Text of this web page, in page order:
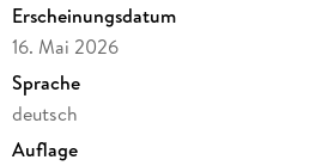
Erscheinungsdatum
16. Mai 2026
Sprache
deutsch
Auflage